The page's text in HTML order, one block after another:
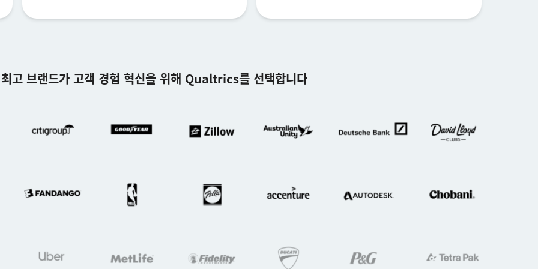
고 브랜드가 고객 경험 혁신을 위해 Qualtrics를 선택합니다